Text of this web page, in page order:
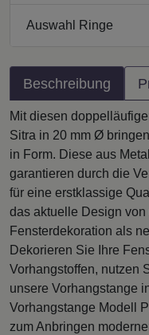
Auswahl Ringe
Beschreibung
Mit diesen
Sitra in 20 mm Ø
in Form. Diese aus
garantieren durch die
für eine erstklassige
das aktuelle Design
Fensterdekoration als
Dekorieren Sie Ihre
Vorhangstoffen, nutzen
unsere Vorhangstange
Vorhangstange Modell
zum Anbringen